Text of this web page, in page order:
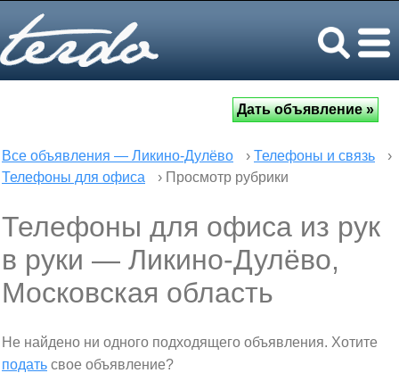
Все объявления — Ликино-Дулёво › Телефоны и связь
›
Телефоны для офиса
› Просмотр рубрики
Телефоны для офиса из рук
в руки — Ликино-Дулёво,
Московская область
Не найдено ни одного подходящего объявления. Хотите
подать свое объявление?